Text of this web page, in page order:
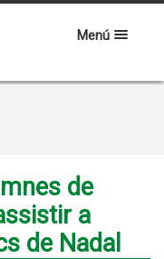
Menú
de
a
de Nadal